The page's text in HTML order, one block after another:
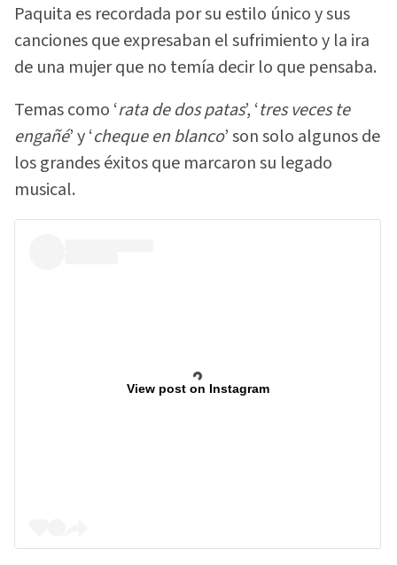
Paquita es recordada por su estilo único y sus
canciones que expresaban el sufrimiento y la ira
de una mujer que no temía decir lo que pensaba.
Temas como ‘rata de dospatas’, ‘tres veces te
engañé’ y ‘cheque en blanco’ son solo algunos de
los grandes éxitos que marcaron su legado
musical.
View post on Instagram